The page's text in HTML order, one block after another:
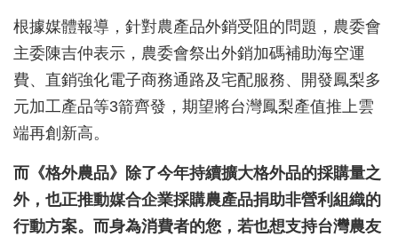
根據媒體報導，針對農產品外銷受阻的問題，農委會
主委陳吉仲表示，農委會祭出外銷加碼補助海空運
費、直銷強化電子商務通路及宅配服務、開發鳳梨多
元加工產品等3箭齊發，期望將台灣鳳梨產值推上雲
端再創新高。
而《格外農品》除了今年持續擴大格外品的採購量之
外，也正推動媒合企業採購農產品捐助非營利組織的
行動方案。而身為消費者的您，若也想支持台灣農友